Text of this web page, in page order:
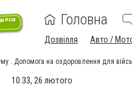
Головна
Дозвілля Авто /
. Допомога на оздоровлення для
10:33, 26 лютого